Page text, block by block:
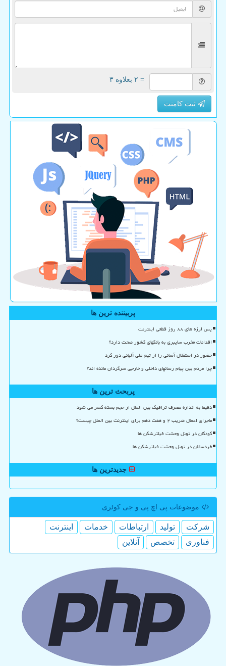
= ۲ بعلاوه ۳
ثبت کامنت
پربیننده ترین ها
پس لرزه های ۸۸ روز قطعی اینترنت
اقدامات مخرب سایبری به بانکهای کشور صحت دارد؟
حضور در استقلال آسانی را از تیم ملی آلبانی دور کرد
چرا مردم بین پیام رسانهای داخلی و خارجی سرگردان مانده اند؟
پربحث ترین ها
دقیقا به اندازه مصرف ترافیک بین الملل از حجم بسته کسر می شود
ماجرای اعمال ضریب ۲ و هفت دهم برای اینترنت بین الملل چیست؟
کودکان در تونل وحشت فیلترشکن ها
خردسالان در تونل وحشت فیلترشکن ها
جدیدترین ها
موضوعات پی اچ پی و جی كوئری
شركت تولید ارتباطات خدمات
اینترنت
فناوری
تخصص آنلاین